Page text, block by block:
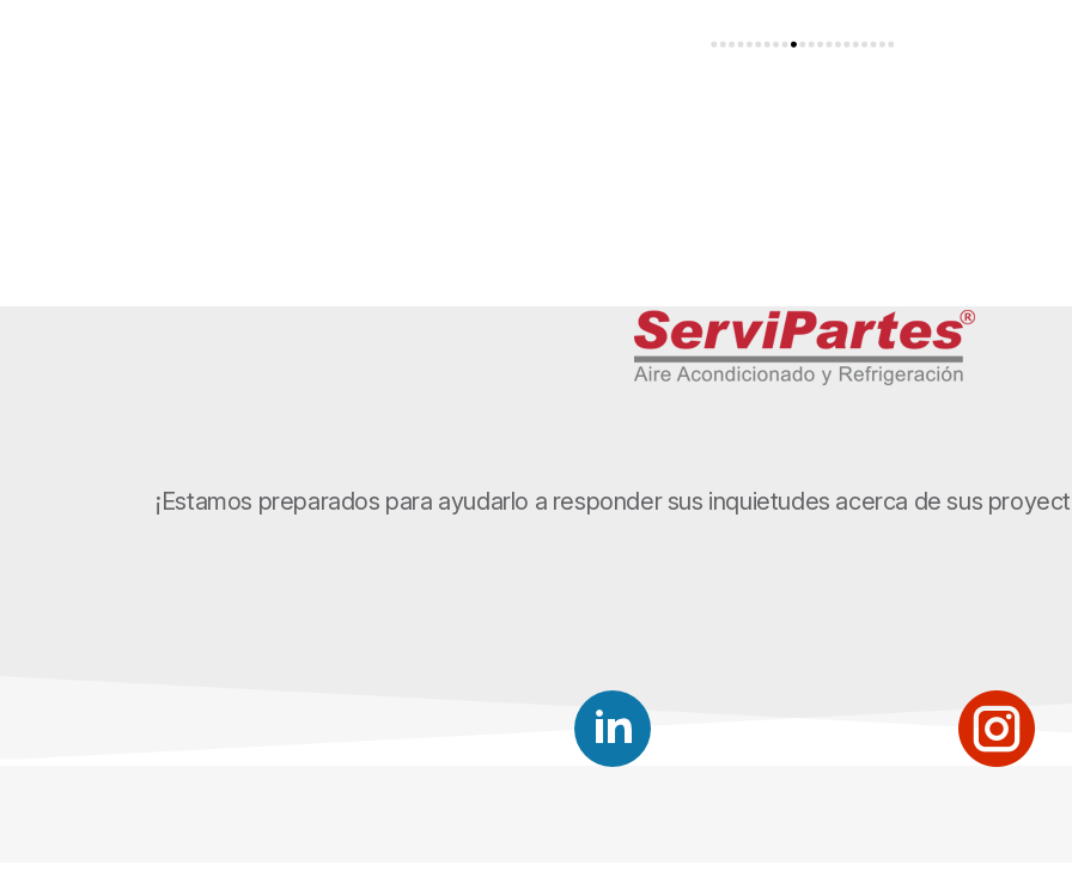
¡Estamos preparados para ayudarlo a responder sus inquietudes acerca de sus